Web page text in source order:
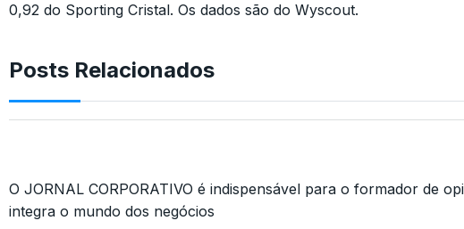
0,92 do Sporting Cristal. Os dados são do Wyscout.
Posts Relacionados
O JORNAL CORPORATIVO é indispensável para o formador de
integra o mundo dos negócios